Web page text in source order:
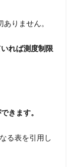
りません。
れば測度制限
きます。
る表を引用し